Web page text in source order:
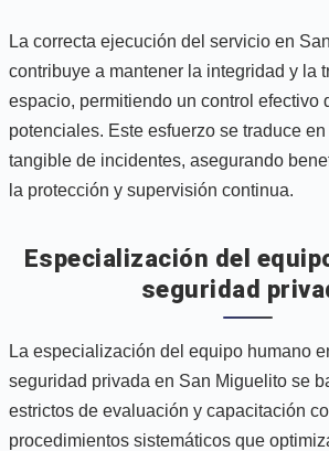
La correcta ejecución del servicio en
contribuye a mantener la integridad y la
espacio, permitiendo un control efectivo
potenciales. Este esfuerzo se traduce
tangible de incidentes, asegurando
la protección y supervisión continua.
Especialización del
seguridad
La especialización del equipo humano
seguridad privada en San Miguelito se
estrictos de evaluación y capacitación
procedimientos sistemáticos que